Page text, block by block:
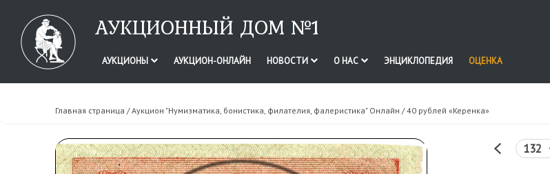
АУКЦИОННЫЙ ДОМ №1
АУКЦИОНЫ АУКЦИОН-ОНЛАЙН НОВОСТИ О НАС ЭНЦИКЛОПЕДИЯ ОЦЕНКА
Главная страница /Аукцион "Нумизматика, бонистика, филателия, фалеристика" Онлайн / 40 рублей «Керенка»
132